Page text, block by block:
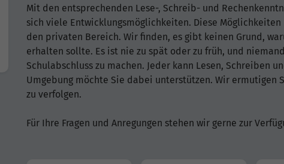
Mit den entsprechenden Lese-, Schreib- und
sich viele Entwicklungsmöglichkeiten. Diese
den privaten Bereich. Wir finden, es gibt keinen Grund,
erhalten sollte. Es ist nie zu spät oder zu früh, und
Schulabschluss zu machen. Jeder kann Lesen, Schreiben
Umgebung möchte Sie dabei unterstützen. Wir ermutigen
zu verfolgen.
Für Ihre Fragen und Anregungen stehen wir gerne zur